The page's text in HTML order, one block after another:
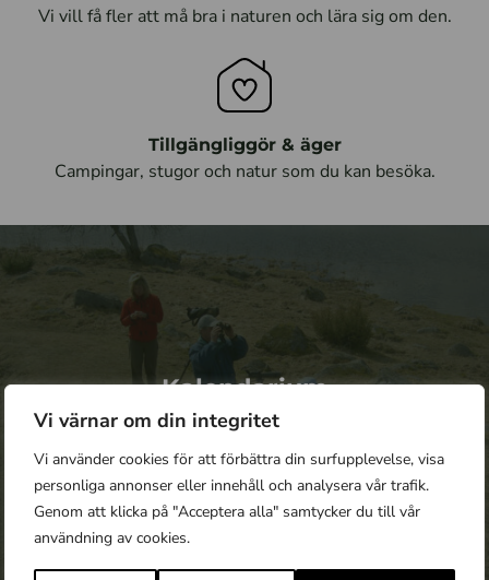
Vi värnar om din integritet
Vi använder cookies för att förbättra din surfupplevelse, visa
personliga annonser eller innehåll och analysera vår trafik.
Genom att klicka på "Acceptera alla" samtycker du till vår
användning av cookies.
Vi vill få fler att må bra i naturen och lära sig om den.
Tillgängliggör & äger
Campingar, stugor och natur som du kan besöka.
Kalendarium
Läs mer